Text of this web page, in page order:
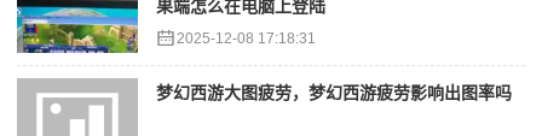
果端怎么在电脑上登陆
2025-12-08 17:18:31
梦幻西游大图疲劳，梦幻西游疲劳影响出图率吗